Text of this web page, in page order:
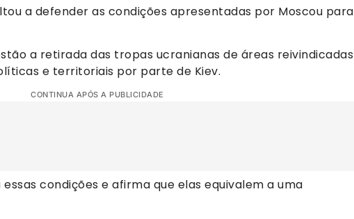
a defender as condições apresentadas por Moscou para
a retirada das tropas ucranianas de áreas reivindicadas
e territoriais por parte de Kiev.
CONTINUA APÓS A PUBLICIDADE
condições e afirma que elas equivalem a uma